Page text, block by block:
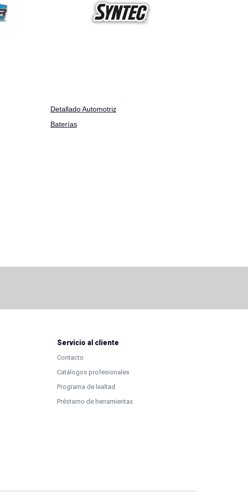
Detallado Automotriz
Baterías
Servicio al cliente
Contacto
Catálogos profesionales
Programa de lealtad
Préstamo de herramientas